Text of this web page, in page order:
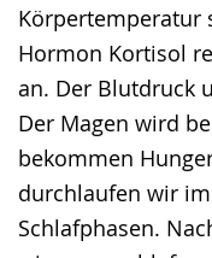
Körpertemperatur
Hormon Kortisol
an. Der Blutdruck
Der Magen wird
bekommen
durchlaufen wir
Schlafphasen.